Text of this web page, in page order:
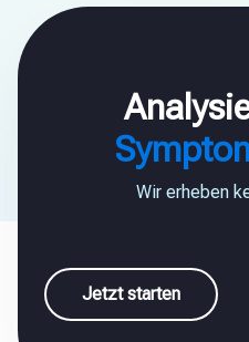
Wir erheben
Jetzt starten